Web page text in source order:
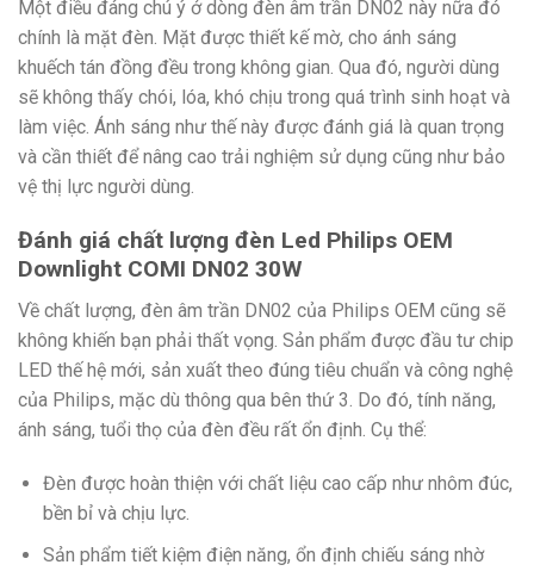
Một điều đáng chú ý ở dòng đèn âm trần DN02 này nữa đó
chính là mặt đèn. Mặt được thiết kế mờ, cho ánh sáng
khuếch tán đồng đều trong không gian. Qua đó, người dùng
sẽ không thấy chói, lóa, khó chịu trong quá trình sinh hoạt và
làm việc. Ánh sáng như thế này được đánh giá là quan trọng
và cần thiết để nâng cao trải nghiệm sử dụng cũng như bảo
vệ thị lực người dùng.
Đánh giá chất lượng đèn Led Philips OEM
Downlight COMI DN02 30W
Về chất lượng, đèn âm trần DN02 của Philips OEM cũng sẽ
không khiến bạn phải thất vọng. Sản phẩm được đầu tư chip
LED thế hệ mới, sản xuất theo đúng tiêu chuẩn và công nghệ
của Philips, mặc dù thông qua bên thứ 3. Do đó, tính năng,
ánh sáng, tuổi thọ của đèn đều rất ổn định. Cụ thể:
Đèn được hoàn thiện với chất liệu cao cấp như nhôm đúc,
bền bỉ và chịu lực.
Sản phẩm tiết kiệm điện năng, ổn định chiếu sáng nhờ